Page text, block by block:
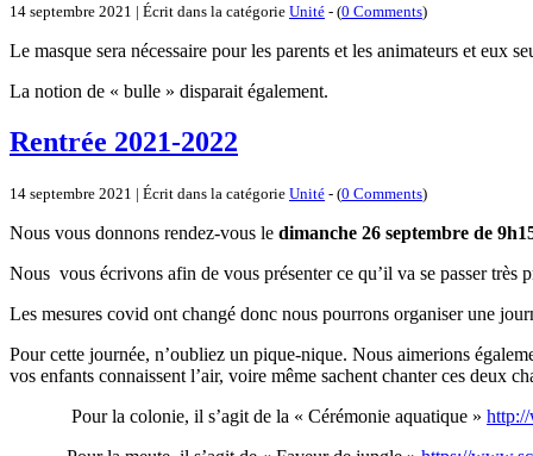
14 septembre 2021 | Écrit dans la catégorie Unité - (0 Comments)
Le masque sera nécessaire pour les parents et les animateurs et eux
La notion de « bulle » disparait également.
Rentrée 2021-2022
14 septembre 2021 | Écrit dans la catégorie Unité - (0 Comments)
Nous vous donnons rendez-vous le dimanche 26 septembre de
Nous vous écrivons afin de vous présenter ce qu’il va se passer très
Les mesures covid ont changé donc nous pourrons organiser une
Pour cette journée, n’oubliez un pique-nique. Nous aimerions
vos enfants connaissent l’air, voire même sachent chanter ces deux
Pour la colonie, il s’agit de la « Cérémonie aquatique » http://